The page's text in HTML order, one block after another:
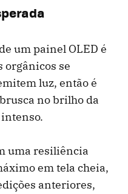
um painel OLED é
orgânicos se
luz, então é
no brilho da
uma resiliência
em tela cheia,
anteriores,